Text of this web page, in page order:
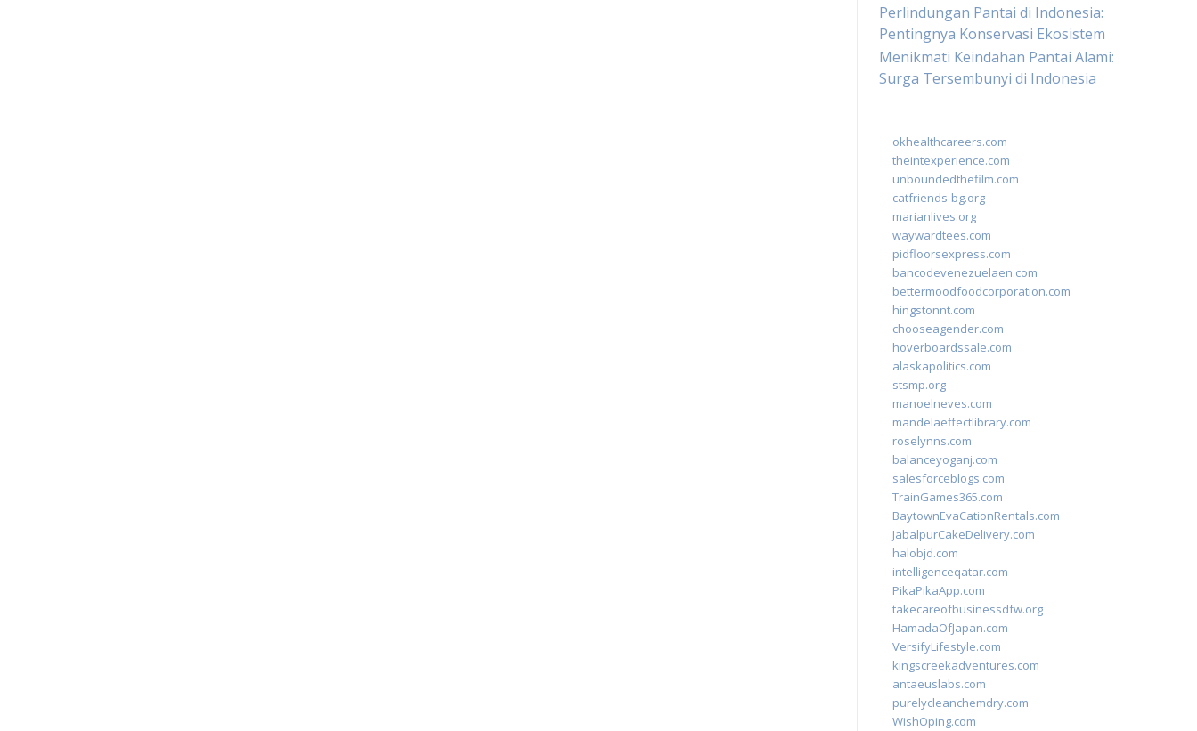
Perlindungan Pantai di Indonesia:
Pentingnya Konservasi Ekosistem
Menikmati Keindahan Pantai Alami:
Surga Tersembunyi di Indonesia
okhealthcareers.com
theintexperience.com
unboundedthefilm.com
catfriends-bg.org
marianlives.org
waywardtees.com
pidfloorsexpress.com
bancodevenezuelaen.com
bettermoodfoodcorporation.com
hingstonnt.com
chooseagender.com
hoverboardssale.com
alaskapolitics.com
stsmp.org
manoelneves.com
mandelaeffectlibrary.com
roselynns.com
balanceyoganj.com
salesforceblogs.com
TrainGames365.com
BaytownEvaCationRentals.com
JabalpurCakeDelivery.com
halobjd.com
intelligenceqatar.com
PikaPikaApp.com
takecareofbusinessdfw.org
HamadaOfJapan.com
VersifyLifestyle.com
kingscreekadventures.com
antaeuslabs.com
purelycleanchemdry.com
WishOping.com